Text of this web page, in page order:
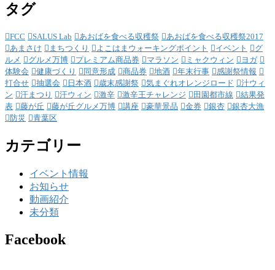
タグ
FCC SALUS Lab あおばを食べる収穫祭
あおばを食べる収穫祭2017
あまさけ
まちつくり よこはまウォーキングポイント イベント
グ
ルメ
グルメ万博 プレミアム商品券 マラソン ミャクウィン
ヨガ
体験会
健康づくり 同意形成 商品券 地酒 年末行事
感謝祭情報
打合せ
抽選会 日本酒 歳末感謝祭 気まぐれオレンジロード
汁ウィ
ン
汗まつり 汗ウィン 激辛 激辛王チャレンジ 田園都市線
結果発
表
藤が丘 藤が丘グルメ万博 講座 豪華景品 金券 銀杏
銀杏大漁
防災
青葉区
カテゴリー
イベント情報
お知らせ
動画紹介
未分類
Facebook